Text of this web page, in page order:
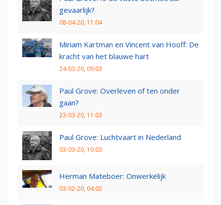
gevaarlijk?
08-04-20, 11:04
Miriam Kartman en Vincent van Hooff: De
kracht van het blauwe hart
24-03-20, 09:03
Paul Grove: Overleven of ten onder
gaan?
23-03-20, 11:03
Paul Grove: Luchtvaart in Nederland
03-03-20, 10:03
Herman Mateboer: Onwerkelijk
03-02-20, 04:02